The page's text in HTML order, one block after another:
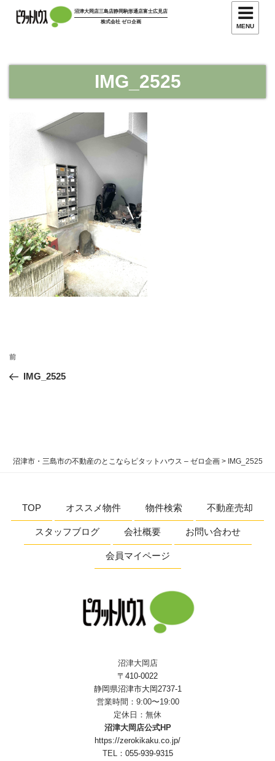
ツ
沼津大岡店三島店静岡駒形通店富士広見店
株式会社 ゼロ企画
MENU
IMG_2525
投
ナ
過
去
前
IMG_2525
沼津市・三島市の不動産のとこならピタットハウス – ゼロ企画> IMG_2525
TOP オススメ物件 物件検索 不動産売却
スタッフブログ 会社概要 お問い合わせ
会員マイページ
沼津大岡店
〒410-0022
静岡県沼津市大岡2737-1
営業時間：9:00〜19:00
定休日：無休
沼津大岡店公式HP
https://zerokikaku.co.jp/
TEL： 055-939-9315